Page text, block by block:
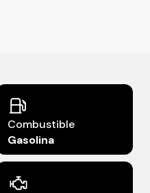
Combustible
Gasolina